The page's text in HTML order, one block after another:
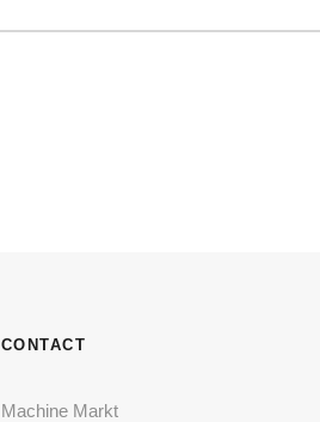
CONTACT
Machine Markt